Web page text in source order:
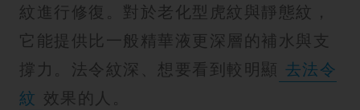
紋進行修復。對於老化型虎紋與靜態紋，
它能提供比一般精華液更深層的補水與支
撐力。法令紋深、想要看到較明顯 去法令
紋 效果的人。